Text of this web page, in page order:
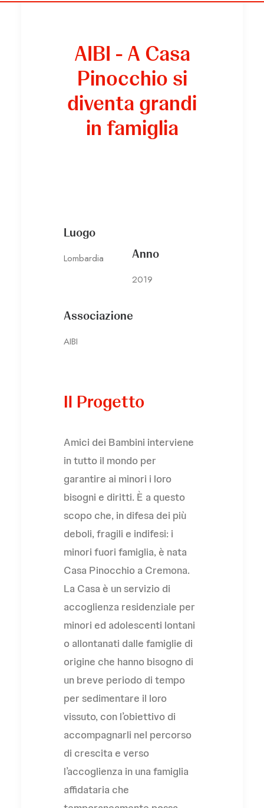
AIBI - A Casa
Pinocchio si
diventa grandi
in famiglia
Luogo
Lombardia Anno
2019
Associazione
AIBI
Il Progetto
Amici dei Bambini interviene
in tutto il mondo per
garantire ai minori i loro
bisogni e diritti. È a questo
scopo che, in difesa dei più
deboli, fragili e indifesi: i
minori fuori famiglia, è nata
Casa Pinocchio a Cremona.
La Casa è un servizio di
accoglienza residenziale per
minori ed adolescenti lontani
o allontanati dalle famiglie di
origine che hanno bisogno di
un breve periodo di tempo
per sedimentare il loro
vissuto, con l’obiettivo di
accompagnarli nel percorso
di crescita e verso
l’accoglienza in una famiglia
affidataria che